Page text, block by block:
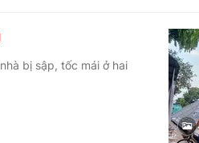
bị sập, tốc mái ở hai